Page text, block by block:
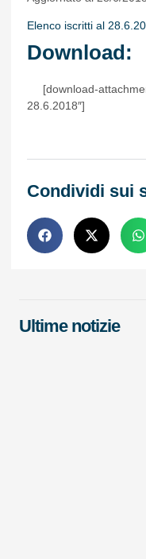
Elenco iscritti al
Download:
[download-
28.6.2018″]
Condividi sui
Ultime notizie